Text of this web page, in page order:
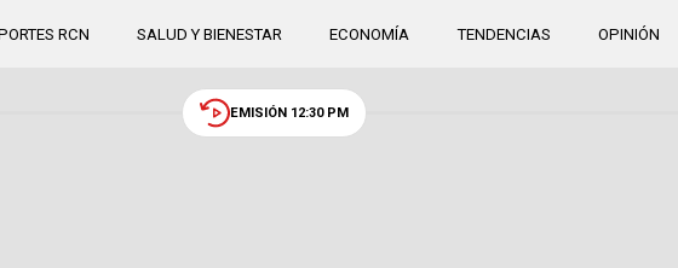
RCN SALUD Y BIENESTAR ECONOMÍA TENDENCIAS OPINIÓN
EMISIÓN 12:30 PM